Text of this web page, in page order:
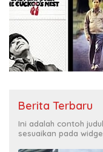
Berita Terbaru
Ini adalah contoh
sesuaikan pada